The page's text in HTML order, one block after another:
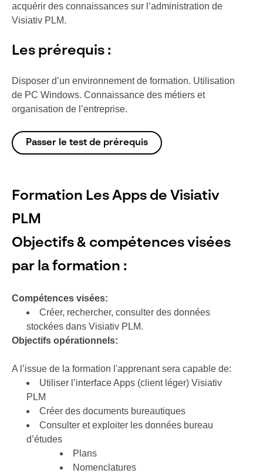
acquérir des connaissances sur l’administration de
Visiativ PLM.
Les prérequis :
Disposer d’un environnement de formation. Utilisation
de PC Windows. Connaissance des métiers et
organisation de l’entreprise.
Passer le test de prérequis
Formation Les Apps de Visiativ
PLM
Objectifs & compétences visées
par la formation :
Compétences visées:
Créer, rechercher, consulter des données
stockées dans Visiativ PLM.
Objectifs opérationnels:
A l’issue de la formation l'apprenant sera capable de:
Utiliser l’interface Apps (client léger) Visiativ
PLM
Créer des documents bureautiques
Consulter et exploiter les données bureau
d’études
Plans
Nomenclatures